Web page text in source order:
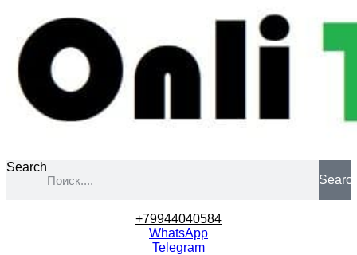
Search
+79944040584
WhatsApp
Telegram